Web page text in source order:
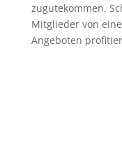
zugutekommen.
Mitglieder von
Angeboten